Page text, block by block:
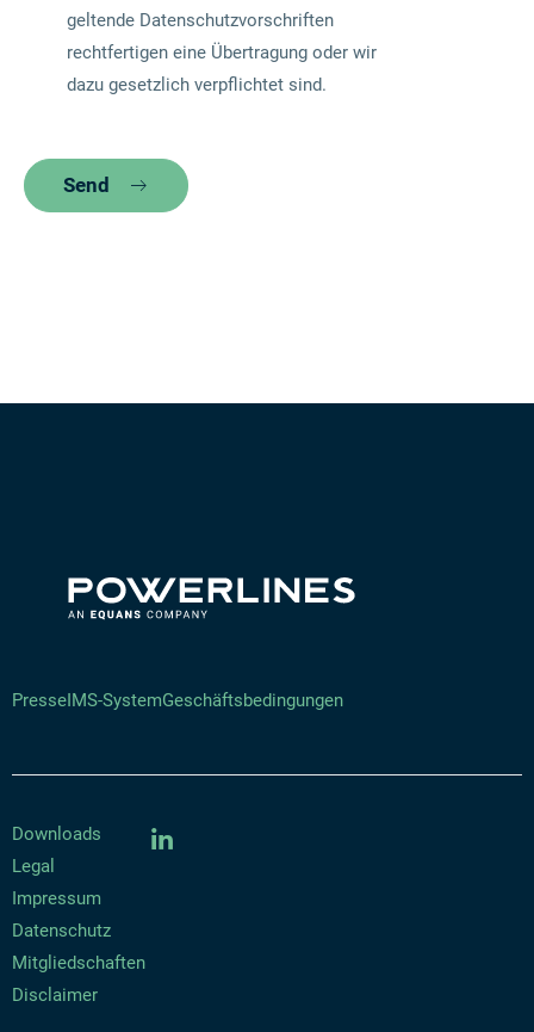
geltende Datenschutzvorschriften
rechtfertigen eine Übertragung oder wir
dazu gesetzlich verpflichtet sind.
Send
PresseIMS-SystemGeschäftsbedingungen
Downloads
Legal
Impressum
Datenschutz
Mitgliedschaften
Disclaimer